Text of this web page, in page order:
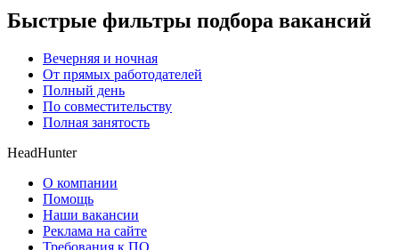
Быстрые фильтры подбора вакансий
Вечерняя и ночная
От прямых работодателей
Полный день
По совместительству
Полная занятость
HeadHunter
О компании
Помощь
Наши вакансии
Реклама на сайте
Требования к ПО